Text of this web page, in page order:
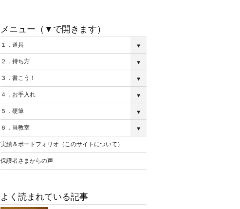
メニュー（▼で開きます）
１．道具
２．持ち方
３．書こう！
４．お手入れ
５．硬筆
６．当教室
実績＆ポートフォリオ（このサイトについて）
保護者さまからの声
よく読まれている記事